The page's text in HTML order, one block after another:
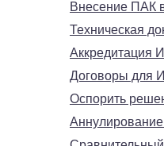
Внесение ПАК
Техническая
Аккредитация
Договоры для
Оспорить
Аннулирование